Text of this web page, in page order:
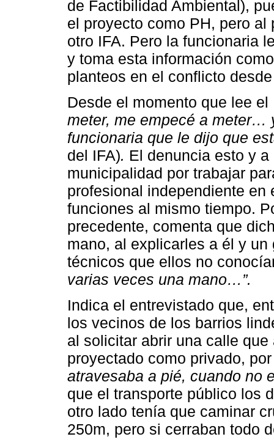
de Factibilidad Ambiental),
el proyecto como PH, pero
otro IFA. Pero la funcionaria
y toma esta información
planteos en el conflicto
Desde el momento que lee
meter, me empecé a meter…
funcionaria que le dijo que
del IFA). El denuncia esto y
municipalidad por trabajar
profesional independiente
funciones al mismo tiempo.
precedente, comenta que
mano, al explicarles a él y
técnicos que ellos no
varias veces una mano…”.
Indica el entrevistado que,
los vecinos de los barrios
al solicitar abrir una calle
proyectado como privado,
atravesaba a pié, cuando no
que el transporte público los
otro lado tenía que caminar
250m, pero si cerraban todo